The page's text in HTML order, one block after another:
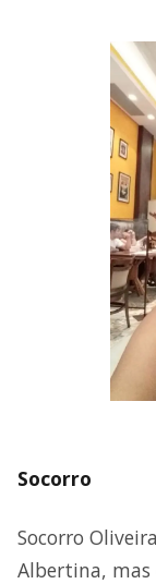
Socorro
Socorro
Albertina,